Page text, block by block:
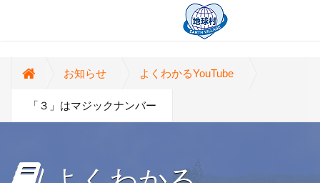
お知らせ よくわかるYouTube
「３」はマジックナンバー